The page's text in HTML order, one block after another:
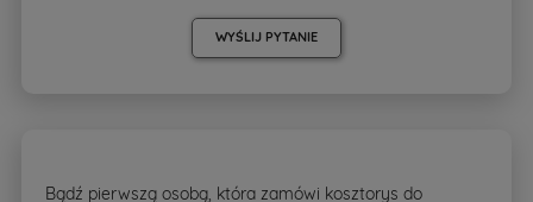
WYŚLIJ PYTANIE
Bądź pierwszą osobą, która zamówi kosztorys do